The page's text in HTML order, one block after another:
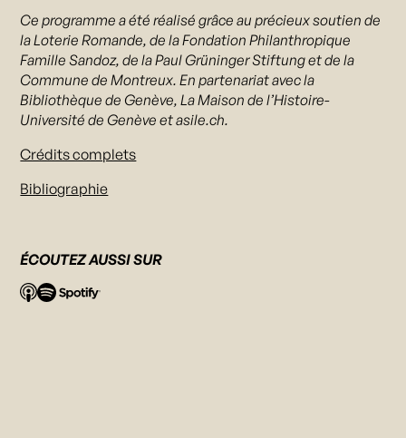
Ce programme a été réalisé grâce au précieux soutien de
la Loterie Romande, de la Fondation Philanthropique
Famille Sandoz, de la Paul Grüninger Stiftung et de la
Commune de Montreux. En partenariat avec la
Bibliothèque de Genève, La Maison de l’Histoire-
Université de Genève et asile.ch.
Crédits complets
Bibliographie
ÉCOUTEZ AUSSI SUR